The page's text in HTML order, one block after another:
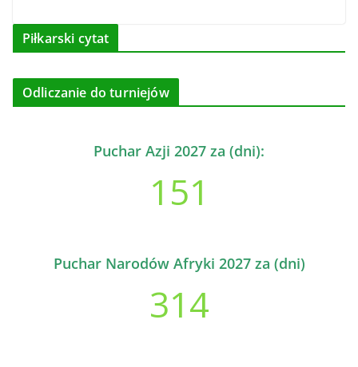
Piłkarski cytat
Odliczanie do turniejów
Puchar Azji 2027 za (dni):
151
Puchar Narodów Afryki 2027 za (dni)
314